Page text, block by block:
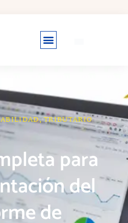
,TRIBUTARIO
para
del
de